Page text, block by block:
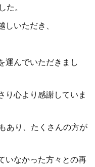
。
いただき、
運んでいただきまし
り心より感謝していま
あり、たくさんの方が
いなかった方々との再